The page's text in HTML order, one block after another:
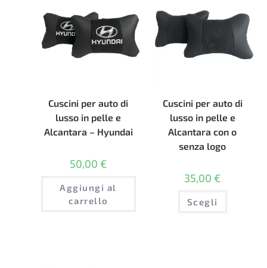
Cuscini per auto di
lusso in pelle e
Alcantara – Hyundai
50,00 €
Aggiungi al
carrello
Cuscini per auto di
lusso in pelle e
Alcantara con o
senza logo
35,00 €
Scegli
Questo
ha